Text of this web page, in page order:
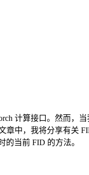
计算接口。然而，
中，我将分享有关
的当前 FID 的方法。